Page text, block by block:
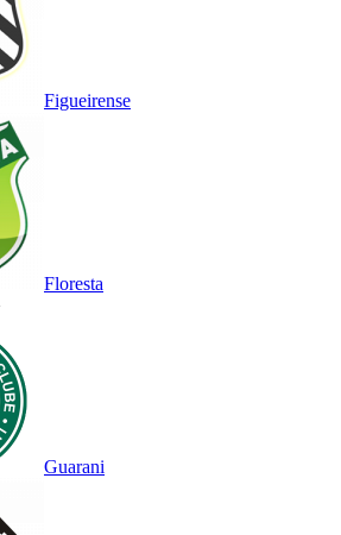
Figueirense
Floresta
Guarani